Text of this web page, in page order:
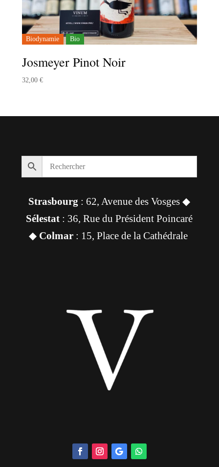
Biodynamie Bio
Josmeyer Pinot Noir
32,00 €
Strasbourg : 62, Avenue des Vosges ◆
Sélestat : 36, Rue du Président Poincaré
◆ Colmar: 15, Place de la Cathédrale